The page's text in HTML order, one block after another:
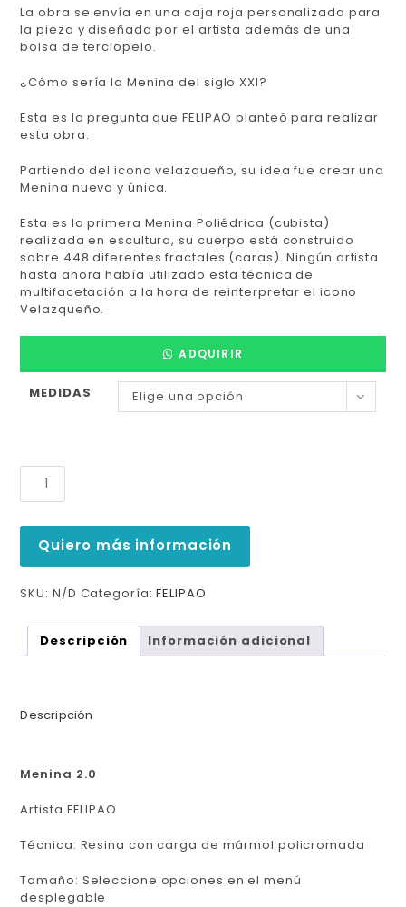
La obra se envía en una caja roja personalizada para
la pieza y diseñada por el artista además de una
bolsa de terciopelo.
¿Cómo sería la Menina del siglo XXI?
Esta es la pregunta que FELIPAO planteó para realizar
esta obra.
Partiendo del icono velazqueño, su idea fue crear una
Menina nueva y única.
Esta es la primera Menina Poliédrica (cubista)
realizada en escultura, su cuerpo está construido
sobre 448 diferentes fractales (caras). Ningún artista
hasta ahora había utilizado esta técnica de
multifacetación a la hora de reinterpretar el icono
Velazqueño.
ADQUIRIR
MEDIDAS Elige una opción
Quiero más información
SKU: N/D Categoría:FELIPAO
Descripción Información adicional
Descripción
Menina 2.0
Artista FELIPAO
Técnica: Resina con carga de mármol policromada
Tamaño: Seleccione opciones en el menú
desplegable